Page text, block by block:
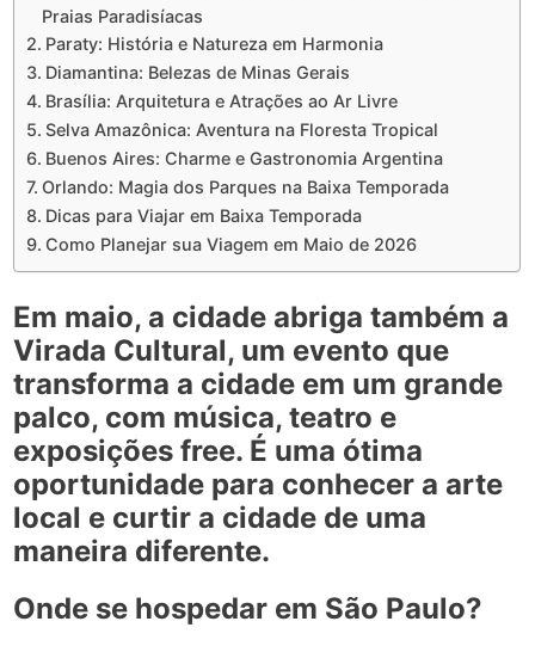
Praias Paradisíacas
Paraty: História e Natureza em Harmonia
Diamantina: Belezas de Minas Gerais
Brasília: Arquitetura e Atrações ao Ar Livre
Selva Amazônica: Aventura na Floresta Tropical
Buenos Aires: Charme e Gastronomia Argentina
Orlando: Magia dos Parques na Baixa Temporada
Dicas para Viajar em Baixa Temporada
Como Planejar sua Viagem em Maio de 2026
Em maio, a cidade abriga também a
Virada Cultural, um evento que
transforma a cidade em um grande
palco, com música, teatro e
exposições free. É uma ótima
oportunidade para conhecer a arte
local e curtir a cidade de uma
maneira diferente.
Onde se hospedar em São Paulo?